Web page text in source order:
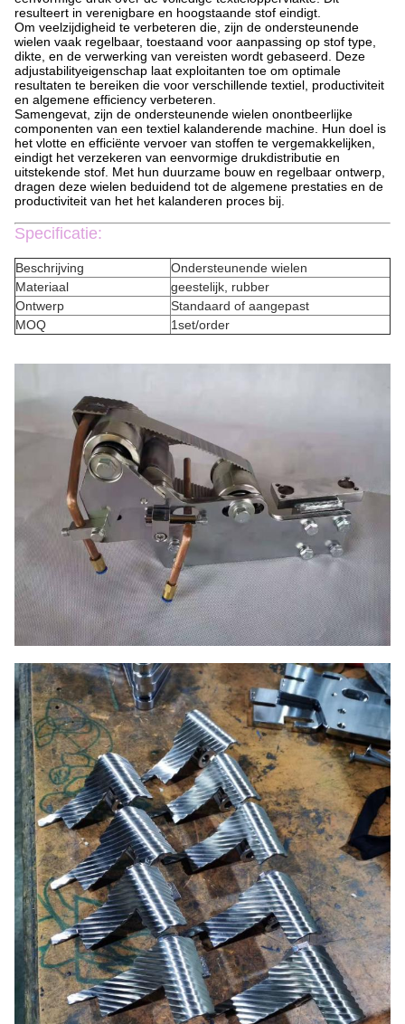
resulteert in verenigbare en hoogstaande stof eindigt.
Om veelzijdigheid te verbeteren die, zijn de ondersteunende
wielen vaak regelbaar, toestaand voor aanpassing op stof type,
dikte, en de verwerking van vereisten wordt gebaseerd. Deze
adjustabilityeigenschap laat exploitanten toe om optimale
resultaten te bereiken die voor verschillende textiel, productiviteit
en algemene efficiency verbeteren.
Samengevat, zijn de ondersteunende wielen onontbeerlijke
componenten van een textiel kalanderende machine. Hun doel is
het vlotte en efficiënte vervoer van stoffen te vergemakkelijken,
eindigt het verzekeren van eenvormige drukdistributie en
uitstekende stof. Met hun duurzame bouw en regelbaar ontwerp,
dragen deze wielen beduidend tot de algemene prestaties en de
productiviteit van het het kalanderen proces bij.
Specificatie:
Beschrijving
Ondersteunende wielen
Materiaal
geestelijk, rubber
Ontwerp
Standaard of aangepast
MOQ
1set/order